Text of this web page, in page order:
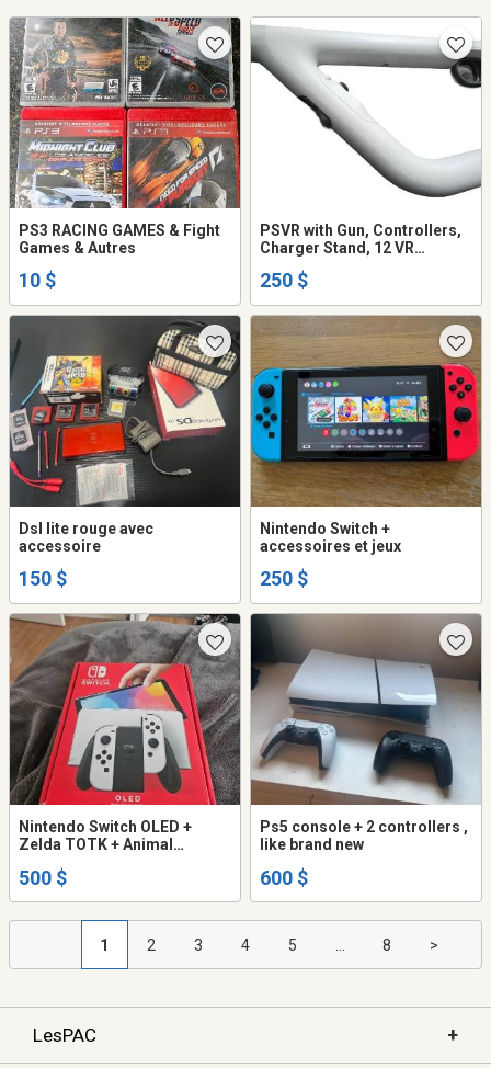
PS3 RACING GAMES & Fight
Games & Autres
10 $
PSVR with Gun, Controllers,
Charger Stand, 12 VR
250 $
Dsl lite rouge avec
accessoire
150 $
Nintendo Switch +
accessoires et jeux
250 $
Nintendo Switch OLED +
Zelda TOTK + Animal
500 $
Ps5 console + 2 controllers ,
like brand new
600 $
1 2 3 4 5 8 >
LesPAC +